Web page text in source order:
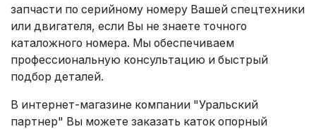
запчасти по серийному номеру Вашей спецтехники
или двигателя, если Вы не знаете точного
каталожного номера. Мы обеспечиваем
профессиональную консультацию и быстрый
подбор деталей.
В интернет-магазине компании "Уральский
партнер" Вы можете заказать каток опорный